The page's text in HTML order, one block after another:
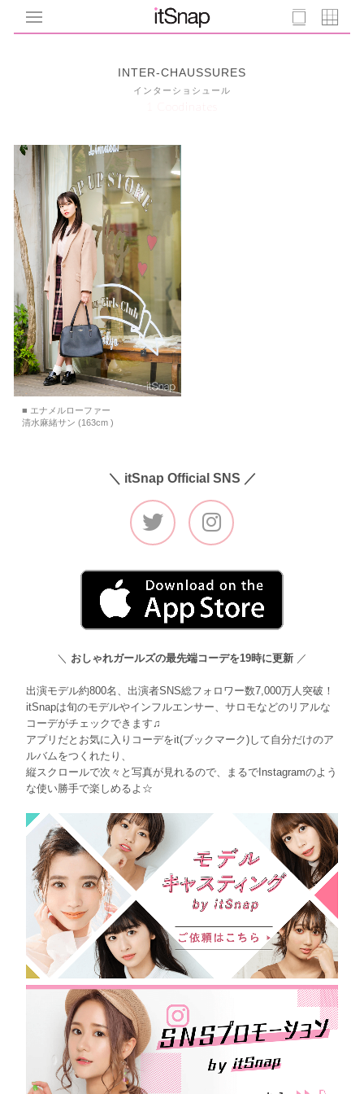
INTER-CHAUSSURES
インターショシュール
1 Coodinates
■ エナメルローファー
清水麻緒サン (163cm )
＼ itSnap Official SNS ／
＼ おしゃれガールズの最先端コーデを19時に更新 ／
出演モデル約800名、出演者SNS総フォロワー数7,000万人突破！
itSnapは旬のモデルやインフルエンサー、サロモなどのリアルな
コーデがチェックできます♫
アプリだとお気に入りコーデをit(ブックマーク)して自分だけのア
ルバムをつくれたり、
縦スクロールで次々と写真が見れるので、まるでInstagramのよう
な使い勝手で楽しめるよ☆